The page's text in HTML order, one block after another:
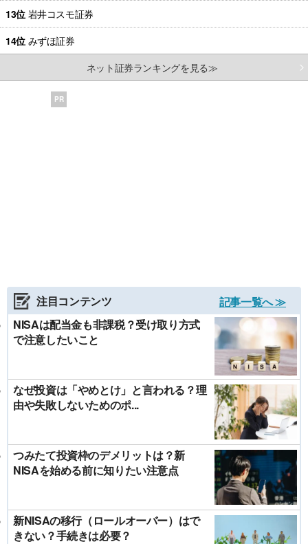
13位 岩井コスモ証券
14位 みずほ証券
ネット証券ランキングを見る≫
PR
注目コンテンツ
記事一覧へ ≫
NISAは配当金も非課税？受け取り方式
で注意したいこと
なぜ投資は「やめとけ」と言われる？理
由や失敗しないためのポ...
つみたて投資枠のデメリットは？新
NISAを始める前に知りたい注意点
新NISAの移行（ロールオーバー）はで
きない？手続きは必要？